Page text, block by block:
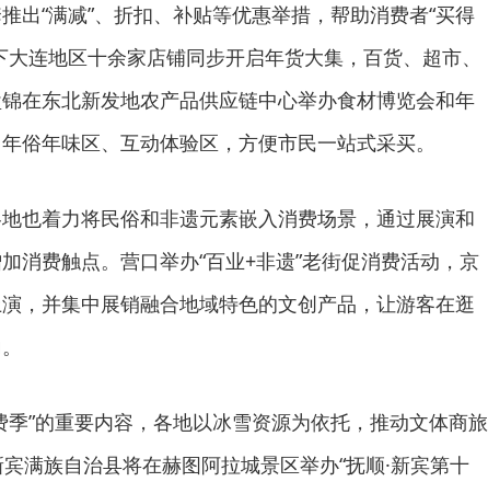
出“满减”、折扣、补贴等优惠举措，帮助消费者“买得
连地区十余家店铺同步开启年货大集，百货、超市、
在东北新发地农产品供应链中心举办食材博览会和年
俗年味区、互动体验区，方便市民一站式采买。
着力将民俗和非遗元素嵌入消费场景，通过展演和
消费触点。营口举办“百业+非遗”老街促消费活动，京
，并集中展销融合地域特色的文创产品，让游客在逛
”的重要内容，各地以冰雪资源为依托，推动文体商旅
满族自治县将在赫图阿拉城景区举办“抚顺·新宾第十